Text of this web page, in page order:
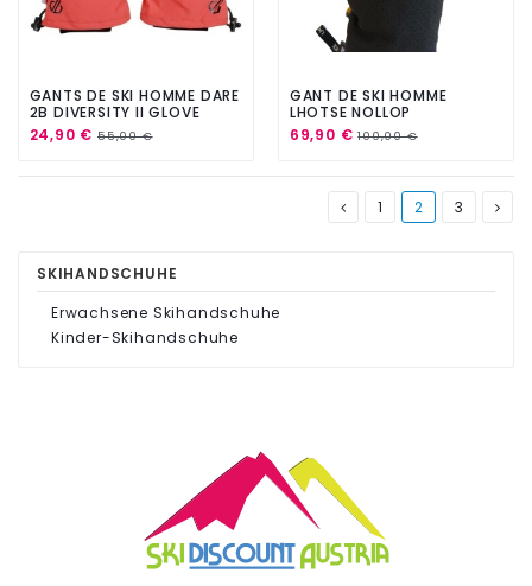
GANTS DE SKI HOMME DARE
2B DIVERSITY II GLOVE
ORANGE RUST
24,90 € 55,00 €
GANT DE SKI HOMME
LHOTSE NOLLOP
69,90 €100,00 €
1 2 3
SKIHANDSCHUHE
Erwachsene Skihandschuhe
Kinder-Skihandschuhe